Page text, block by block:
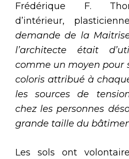
Frédérique F.
d’intérieur,
demande de la
l’architecte était
comme un moyen pour
coloris attribué à
les sources de
chez les personnes
grande taille du
Les sols ont